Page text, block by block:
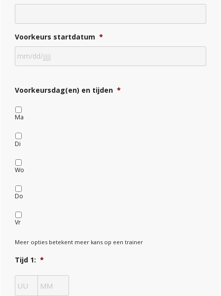
Voorkeurs startdatum *
Voorkeursdag(en) en tijden *
Ma
Di
Wo
Do
Vr
Meer opties betekent meer kans op een trainer
Tijd 1: *
: